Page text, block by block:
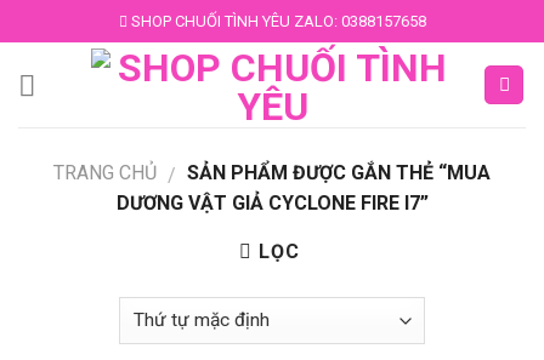
to
content
SHOP CHUỐI TÌNH YÊU ZALO: 0388157658
TRANG CHỦ / SẢN PHẨM ĐƯỢC GẮN THẺ “MUA
DƯƠNG VẬT GIẢ CYCLONE FIRE I7”
LỌC